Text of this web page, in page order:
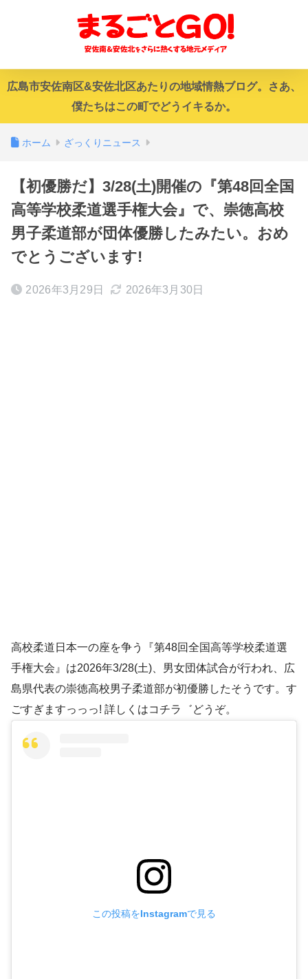
広島市安佐南区&安佐北区あたりの地域情熱ブログ。さあ、
僕たちはこの町でどうイキるか。
ホーム ざっくりニュース
【初優勝だ】3/28(土)開催の『第48回全国
高等学校柔道選手権大会』で、崇徳高校
男子柔道部が団体優勝したみたい。おめ
でとうございます!
2026年3月29日 2026年3月30日
高校柔道日本一の座を争う『第48回全国高等学校柔道選
手権大会』は2026年3/28(土)、男女団体試合が行われ、広
島県代表の崇徳高校男子柔道部が初優勝したそうです。す
ごすぎますっっっ! 詳しくはコチラ゛どうぞ。
この投稿をInstagramで見る